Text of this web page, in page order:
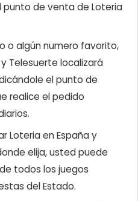
de venta de Loteria
o algún numero favorito,
Telesuerte localizará
el punto de
realice el pedido
Loteria en España y
elija, usted puede
todos los juegos
del Estado.